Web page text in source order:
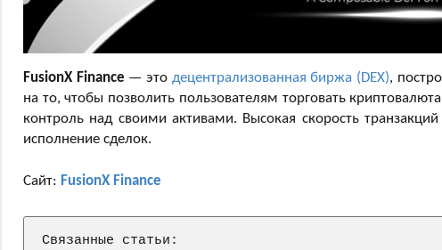
FusionX Finance — это децентрализованная биржа (DEX),
на то, чтобы позволить пользователям торговать
контроль над своими активами. Высокая скорость
исполнение сделок.
Сайт: FusionX Finance
Связанные статьи: